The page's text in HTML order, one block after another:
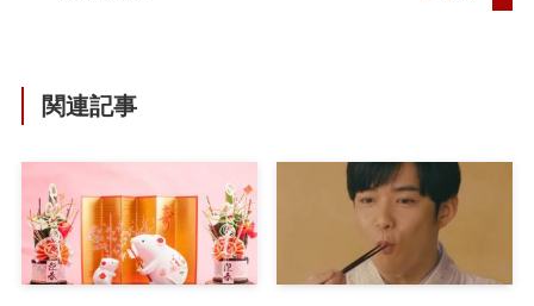
関連記事